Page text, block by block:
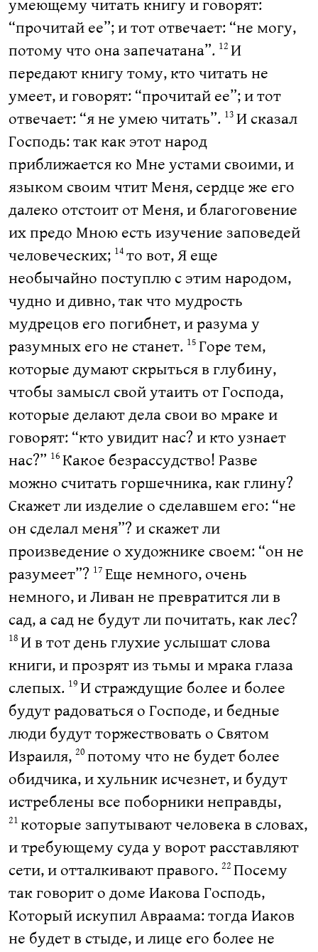
“прочитай ее”; и тот отвечает: “не могу,
потому что она запечатана”. 12 И
передают книгу тому, кто читать не
умеет, и говорят: “прочитай ее”; и тот
отвечает: “я не умею читать”. 13 И сказал
Господь: так как этот народ
приближается ко Мне устами своими, и
языком своим чтит Меня, сердце же его
далеко отстоит от Меня, и благоговение
их предо Мною есть изучение заповедей
человеческих; 14 то вот, Я еще
необычайно поступлю с этим народом,
чудно и дивно, так что мудрость
мудрецов его погибнет, и разума у
разумных его не станет. 15 Горе тем,
которые думают скрыться в глубину,
чтобы замысл свой утаить от Господа,
которые делают дела свои во мраке и
говорят: “кто увидит нас? и кто узнает
нас?” 16 Какое безрассудство! Разве
можно считать горшечника, как глину?
Скажет ли изделие о сделавшем его: “не
он сделал меня”? и скажет ли
произведение о художнике своем: “он не
разумеет”? 17 Еще немного, очень
немного, и Ливан не превратится ли в
сад, а сад не будут ли почитать, как лес?
18 И в тот день глухие услышат слова
книги, и прозрят из тьмы и мрака глаза
слепых. 19 И страждущие более и более
будут радоваться о Господе, и бедные
люди будут торжествовать о Святом
Израиля, 20 потому что не будет более
обидчика, и хульник исчезнет, и будут
истреблены все поборники неправды,
21 которые запутывают человека в словах,
и требующему суда у ворот расставляют
сети, и отталкивают правого. 22 Посему
так говорит о доме Иакова Господь,
Который искупил Авраама: тогда Иаков
не будет в стыде, и лице его более не